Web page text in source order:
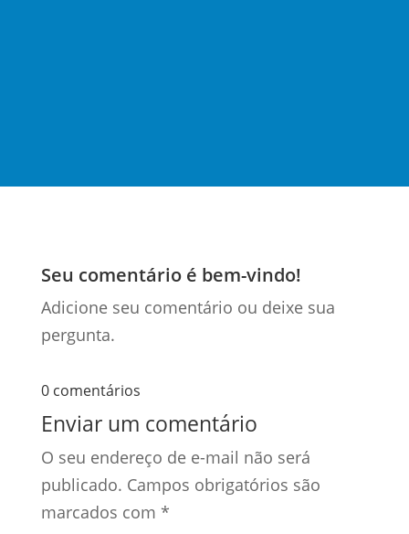
Seu comentário é bem-vindo!
Adicione seu comentário ou deixe sua
pergunta.
0 comentários
Enviar um comentário
O seu endereço de e-mail não será
publicado. Campos obrigatórios são
marcados com *